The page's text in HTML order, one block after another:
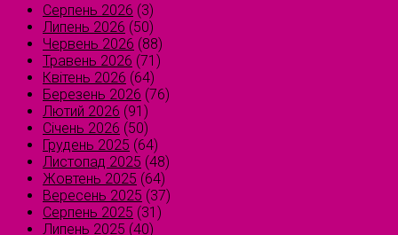
Серпень 2026 (3)
Липень 2026 (50)
Червень 2026 (88)
Травень 2026 (71)
Квітень 2026 (64)
Березень 2026 (76)
Лютий 2026 (91)
Січень 2026 (50)
Грудень 2025 (64)
Листопад 2025 (48)
Жовтень 2025 (64)
Вересень 2025 (37)
Серпень 2025 (31)
Липень 2025 (40)